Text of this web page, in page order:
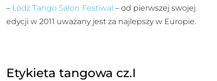
– Łódź Tango Salon Festiwal – od pierwszej swojej
edycji w 2011 uważany jest za najlepszy w Europie.
Etykieta tangowa cz.I